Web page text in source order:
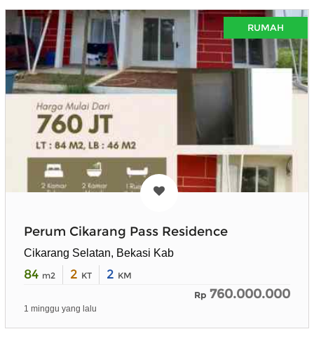
RUMAH
Perum Cikarang Pass Residence
Cikarang Selatan, Bekasi Kab
84 m2 2 KT 2 KM
Rp 760.000.000
1 minggu yang lalu